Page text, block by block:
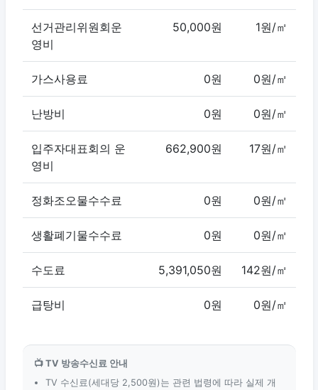
선거관리위원회운
영비
50,000원 1원/㎡
가스사용료 0원 0원/㎡
난방비 0원 0원/㎡
입주자대표회의 운
영비
662,900원 17원/㎡
정화조오물수수료 0원 0원/㎡
생활폐기물수수료 0원 0원/㎡
수도료 5,391,050원 142원/㎡
급탕비 0원 0원/㎡
📺 TV 방송수신료 안내
TV 수신료(세대당 2,500원)는 관련 법령에 따라 실제 개